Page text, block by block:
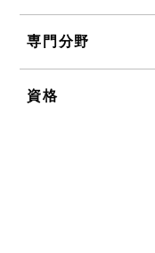
専門分野
資格